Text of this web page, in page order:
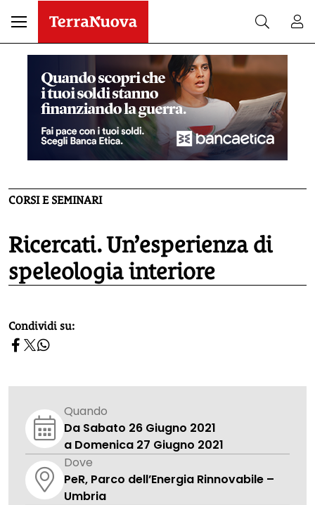
CORSI E SEMINARI
Ricercati. Un’esperienza di
speleologia interiore
homepage h2
Condividi su:
Quando
Da Sabato 26 Giugno 2021
a Domenica 27 Giugno 2021
Dove
PeR, Parco dell’Energia Rinnovabile –
Umbria